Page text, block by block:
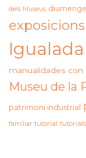
dels Museus
Igualada
manualidades con
Museu de la
patrimoni industrial
familiar tutorial